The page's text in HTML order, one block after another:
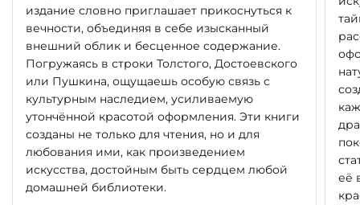
издание словно приглашает прикоснуться к
вечности, объединяя в себе изысканный
внешний облик и бесценное содержание.
Погружаясь в строки Толстого, Достоевского
или Пушкина, ощущаешь особую связь с
культурным наследием, усиливаемую
утончённой красотой оформления. Эти книги
созданы не только для чтения, но и для
любования ими, как произведением
искусства, достойным быть сердцем любой
домашней библиотеки.
её